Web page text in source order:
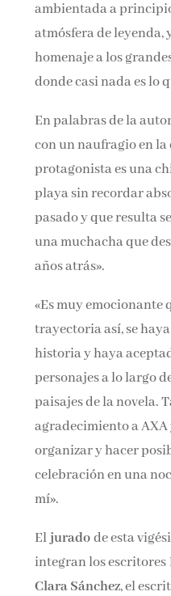
ambientada a
atmósfera de leyenda,
homenaje a los
donde casi nada es lo
En palabras de la
con un naufragio en la
protagonista es una
playa sin recordar
pasado y que resulta
una muchacha que
años atrás».
«Es muy emocionante
trayectoria así, se
historia y haya
personajes a lo largo
paisajes de la novela.
agradecimiento a AXA
organizar y hacer
celebración en una
mí».
Eljuradode esta
integran los escritores
Clara Sánchez, el